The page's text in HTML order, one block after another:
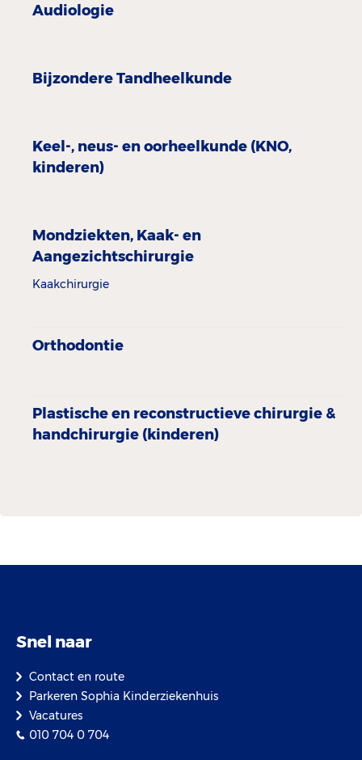
Audiologie
Bijzondere Tandheelkunde
Keel-, neus- en oorheel­kunde (KNO,
kinderen)
Mondziekten, Kaak- en
Aangezichtschirurgie
Kaakchirurgie
Orthodontie
Plastische en reconstructieve chirurgie &
handchirurgie (kinderen)
Snel naar
Contact en route
Parkeren Sophia Kinderziekenhuis
Vacatures
010 704 0 704